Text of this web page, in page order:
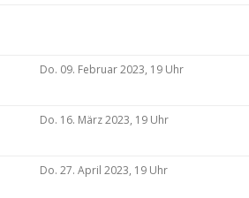
Do. 09. Februar 2023, 19 Uhr
Do. 16. März 2023, 19 Uhr
Do. 27. April 2023, 19 Uhr